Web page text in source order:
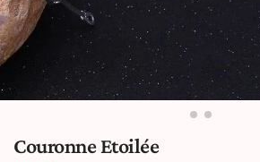
Couronne Etoilée